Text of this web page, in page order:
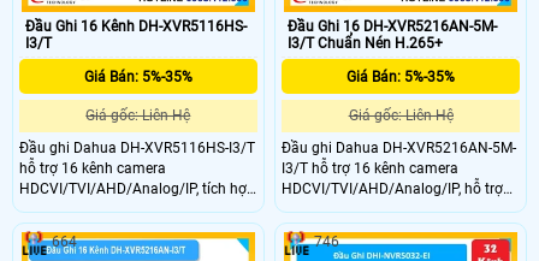
Đầu Ghi 16 Kênh DH-XVR5116HS-
I3/T
Giá Bán: 5%-35%
Giá gốc: Liên Hệ
Đầu ghi Dahua DH-XVR5116HS-I3/T
hỗ trợ 16 kênh camera
HDCVI/TVI/AHD/Analog/IP, tích hợp
đàm thoại 2 chiều qua camera
analog. Mẫu đầu ghi này còn hỗ trợ
độ phân giải ghi hình đến 5M-N,
Đầu Ghi 16 DH-XVR5216AN-5M-
I3/T Chuẩn Nén H.265+
Giá Bán: 5%-35%
Giá gốc: Liên Hệ
Đầu ghi Dahua DH-XVR5216AN-5M-
I3/T hỗ trợ 16 kênh camera
HDCVI/TVI/AHD/Analog/IP, hỗ trợ
ghi hình đến 5M-N, xuất hình HDMI
4K/VGA Full HD, kết nối camera IP
tối đa 6MP và ổ cứng 2×16TB. Thiết
664 746